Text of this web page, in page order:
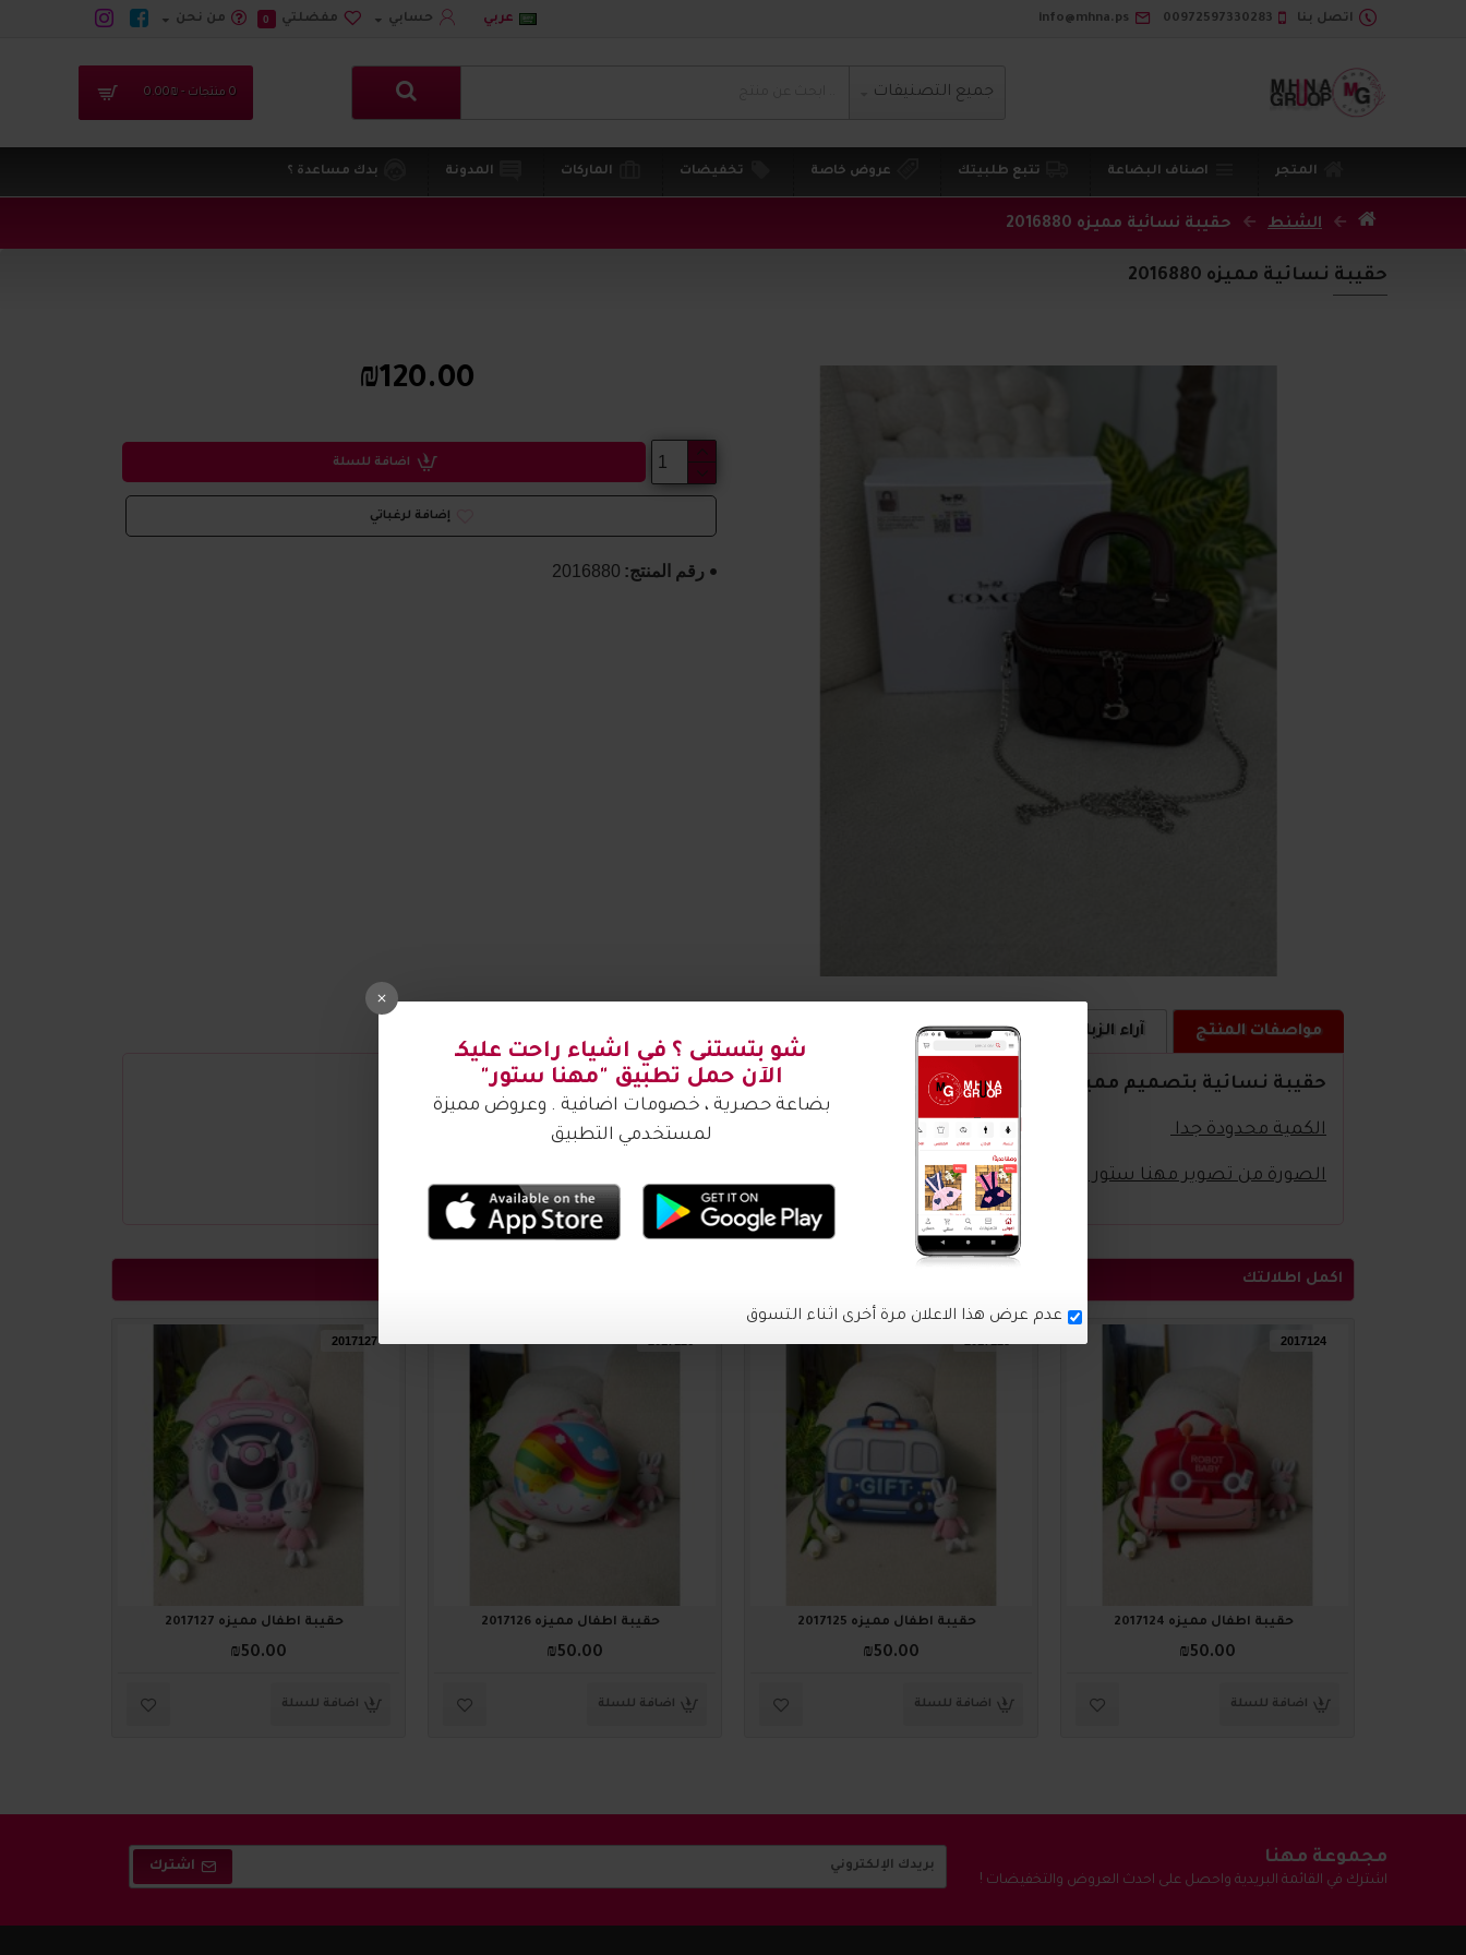
اتصل بنا 00972597330283
info@mhna.ps عربي حسابي مفضلتي 0 من نحن
جميع التصنيفات 0 منتجات - ₪0.00
المتجر اصناف البضاعة تتبع طلبيتك عروض خاصة تخفيضات الماركات المدونة بدك مساعدة ؟
الشنط حقيبة نسائية مميزه 2016880
حقيبة نسائية مميزه 2016880
رقم المنتج: 2016880
₪120.00
اضافة للسلة
إضافة لرغباتي
مواصفات المنتج آراء الزبائن كيف اشتري ؟
حقيبة نسائية بتصميم مميز
الكمية محدودة جدا
الصورة من تصوير مهنا ستور
اكمل اطلالتك
2017124
حقيبة أطفال مميزه 2017124
₪50.00
اضافة للسلة
حقيبة أطفال مميزه 2017125
₪50.00
اضافة للسلة
حقيبة أطفال مميزه 2017126
₪50.00
اضافة للسلة
2017127
حقيبة أطفال مميزه 2017127
₪50.00
اضافة للسلة
مجموعة مهنا
اشترك في القائمة البريدية واحصل على احدث العروض والتخفيضات !
اشترك